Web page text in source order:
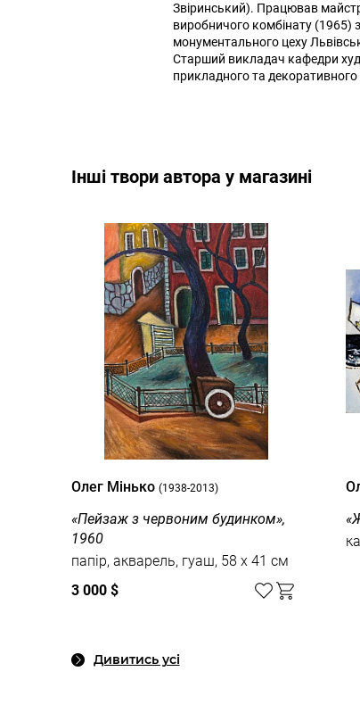
Звіринський). Працював
виробничого комбінату
монументального цеху
Старший викладач кафедри
прикладного та
Інші твори автора у магазині
Олег Мінько (1938-2013)
«Пейзаж з червоним будинком»,
1960
папір, акварель, гуаш, 58 x 41 см
3 000 $
Дивитись усі